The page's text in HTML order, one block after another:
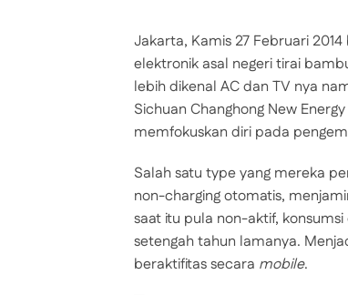
Jakarta, Kamis 27 Februari
elektronik asal negeri tirai
lebih dikenal AC dan TV nya
Sichuan Changhong New
memfokuskan diri pada
Salah satu type yang mereka
non-charging otomatis,
saat itu pula non-aktif,
setengah tahun lamanya.
beraktifitas secara mobile.